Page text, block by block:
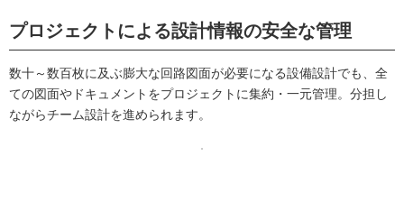
プロジェクトによる設計情報の安全な管理
数十～数百枚に及ぶ膨大な回路図面が必要になる設備設計でも、全
ての図面やドキュメントをプロジェクトに集約・一元管理。分担し
ながらチーム設計を進められます。